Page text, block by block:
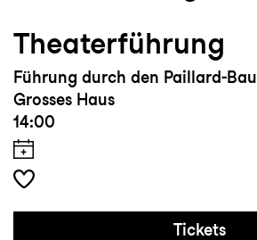
Theaterführung
Führung durch den Paillard-Bau
Grosses Haus
14:00
Tickets